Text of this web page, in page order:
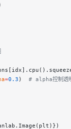
=0.3 ) # alpha控制透